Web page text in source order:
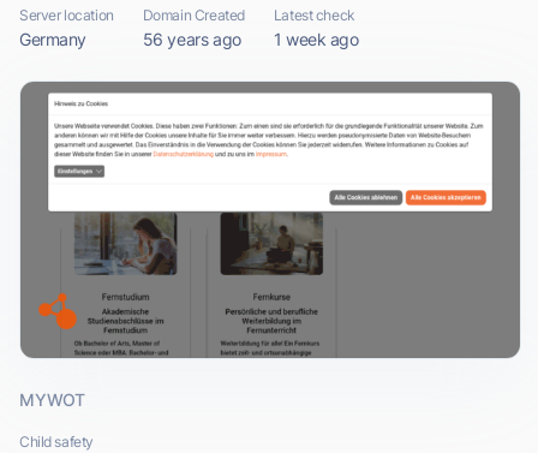
Server location
Germany
Domain Created
56 years ago
Latest check
1 week ago
MYWOT
Child safety